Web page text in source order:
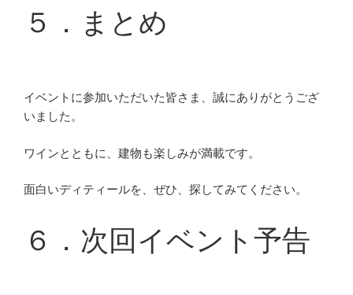
５．まとめ
イベントに参加いただいた皆さま、誠にありがとうござ
いました。
ワインとともに、建物も楽しみが満載です。
面白いディティールを、ぜひ、探してみてください。
６．次回イベント予告